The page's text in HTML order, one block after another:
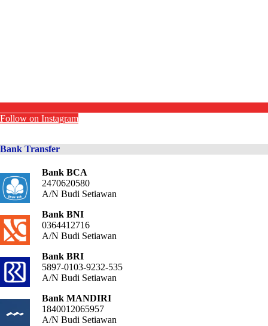
Follow on Instagram
Bank Transfer
Bank BCA
2470620580
A/N Budi Setiawan
Bank BNI
0364412716
A/N Budi Setiawan
Bank BRI
5897-0103-9232-535
A/N Budi Setiawan
Bank MANDIRI
1840012065957
A/N Budi Setiawan